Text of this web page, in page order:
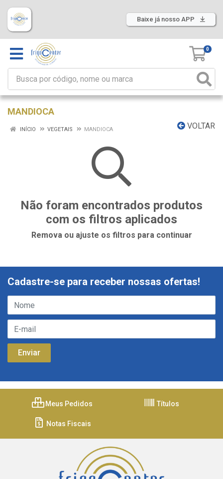
Baixe já nosso APP
0
MANDIOCA
VOLTAR
INÍCIO VEGETAIS MANDIOCA
Não foram encontrados produtos
com os filtros aplicados
Remova ou ajuste os filtros para continuar
Cadastre-se para receber nossas ofertas!
Meus Pedidos Títulos
Notas Fiscais